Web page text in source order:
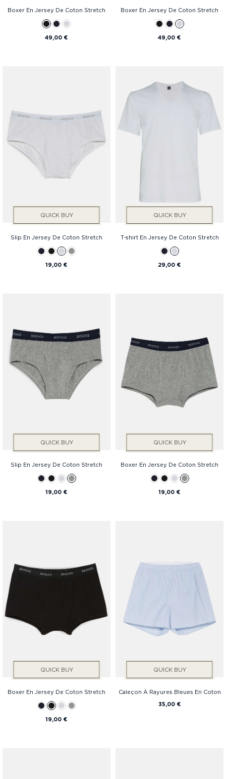
Boxer En Jersey De Coton Stretch
49,00 €
Boxer En Jersey De Coton Stretch
49,00 €
QUICK BUY
Slip En Jersey De Coton Stretch
19,00 €
QUICK BUY
T-shirt En Jersey De Coton Stretch
29,00 €
QUICK BUY
Slip En Jersey De Coton Stretch
19,00 €
QUICK BUY
Boxer En Jersey De Coton Stretch
19,00 €
QUICK BUY
Boxer En Jersey De Coton Stretch
19,00 €
QUICK BUY
Caleçon À Rayures Bleues En Coton
35,00 €